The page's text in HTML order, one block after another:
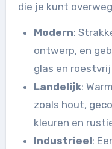
die je kunt
Modern:
ontwerp, en
glas en
Landelijk:
zoals hout,
kleuren en
Industrieel: